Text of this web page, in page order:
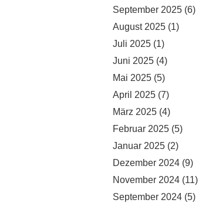
September 2025 (6)
August 2025 (1)
Juli 2025 (1)
Juni 2025 (4)
Mai 2025 (5)
April 2025 (7)
März 2025 (4)
Februar 2025 (5)
Januar 2025 (2)
Dezember 2024 (9)
November 2024 (11)
September 2024 (5)